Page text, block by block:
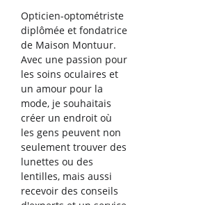
Opticien-optométriste
diplômée et fondatrice
de Maison Montuur.
Avec une passion pour
les soins oculaires et
un amour pour la
mode, je souhaitais
créer un endroit où
les gens peuvent non
seulement trouver des
lunettes ou des
lentilles, mais aussi
recevoir des conseils